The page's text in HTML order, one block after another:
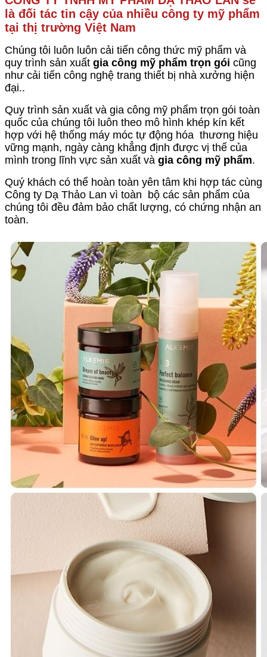
là đối tác tin cậy của nhiều công ty mỹ phẩm
tại thị trường Việt Nam
Chúng tôi luôn luôn cải tiến công thức mỹ phẩm và
quy trình sản xuất gia công mỹ phẩm trọn gói cũng
như cải tiến công nghệ trang thiết bị nhà xưởng hiện
đại..
Quy trình sản xuất và gia công mỹ phẩm trọn gói toàn
quốc của chúng tôi luôn theo mô hình khép kín kết
hợp với hệ thống máy móc tự động hóa thương hiệu
vững mạnh, ngày càng khẳng định được vị thế của
mình trong lĩnh vực sản xuất và gia công mỹ phẩm.
Quý khách có thể hoàn toàn yên tâm khi hợp tác cùng
Công ty Dạ Thảo Lan vì toàn bộ các sản phẩm của
chúng tôi đều đảm bảo chất lượng, có chứng nhận an
toàn.